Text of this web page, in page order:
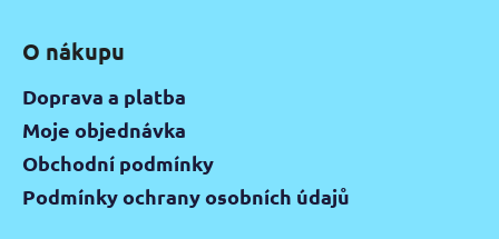
O nákupu
Doprava a platba
Moje objednávka
Obchodní podmínky
Podmínky ochrany osobních údajů